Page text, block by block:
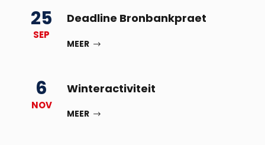
25
SEP
Deadline Bronbankpraet
MEER
6
NOV
Winteractiviteit
MEER